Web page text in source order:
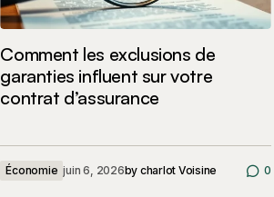
Comment les exclusions de
garanties influent sur votre
contrat d’assurance
Économie juin 6, 2026by charlot Voisine 0